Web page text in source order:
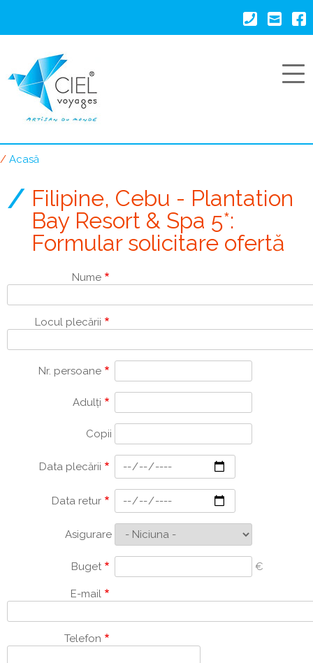
conţinutul
Acasă
Filipine, Cebu - Plantation
Bay Resort & Spa 5*:
Formular solicitare ofertă
Nume
Locul plecării
Nr. persoane
Adulți
Copii
Data plecării
Data retur
Asigurare
Buget €
E-mail
Telefon